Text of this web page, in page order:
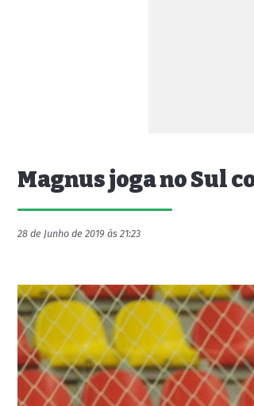
Magnus joga no Sul
28 de Junho de 2019 às 21:23